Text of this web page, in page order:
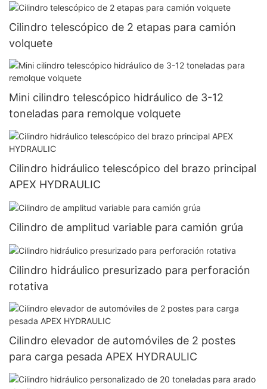
Cilindro telescópico de 2 etapas para camión
volquete
Mini cilindro telescópico hidráulico de 3-12
toneladas para remolque volquete
Cilindro hidráulico telescópico del brazo principal
APEX HYDRAULIC
Cilindro de amplitud variable para camión grúa
Cilindro hidráulico presurizado para perforación
rotativa
Cilindro elevador de automóviles de 2 postes
para carga pesada APEX HYDRAULIC